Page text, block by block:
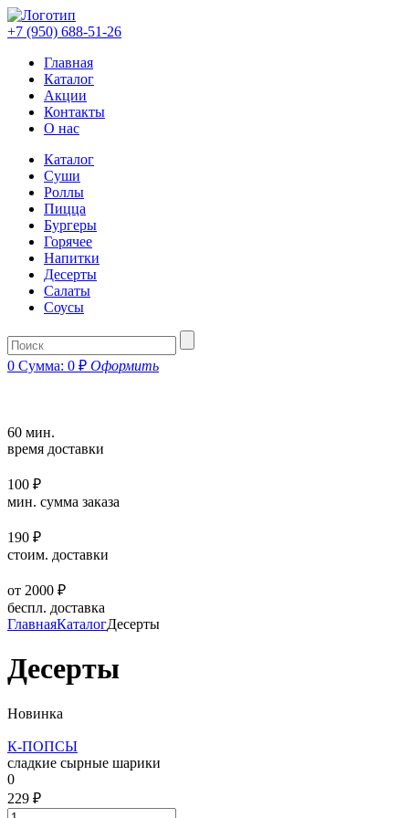
+7 (950) 688-51-26
Главная
Каталог
Акции
Контакты
О нас
Каталог
Суши
Роллы
Пицца
Бургеры
Горячее
Напитки
Десерты
Салаты
Соусы
0 Сумма: 0 ₽ Оформить
60 мин.
время доставки
100 ₽
мин. сумма заказа
190 ₽
стоим. доставки
от 2000 ₽
беспл. доставка
ГлавнаяКаталогДесерты
Десерты
Новинка
К-ПОПСЫ
сладкие сырные шарики
0
229 ₽